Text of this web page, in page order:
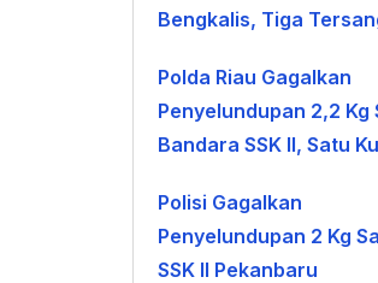
Bengkalis, Tiga
Polda Riau Gagalkan
Penyelundupan 2,2 Kg
Bandara SSK II, Satu
Polisi Gagalkan
Penyelundupan 2 Kg
SSK II Pekanbaru